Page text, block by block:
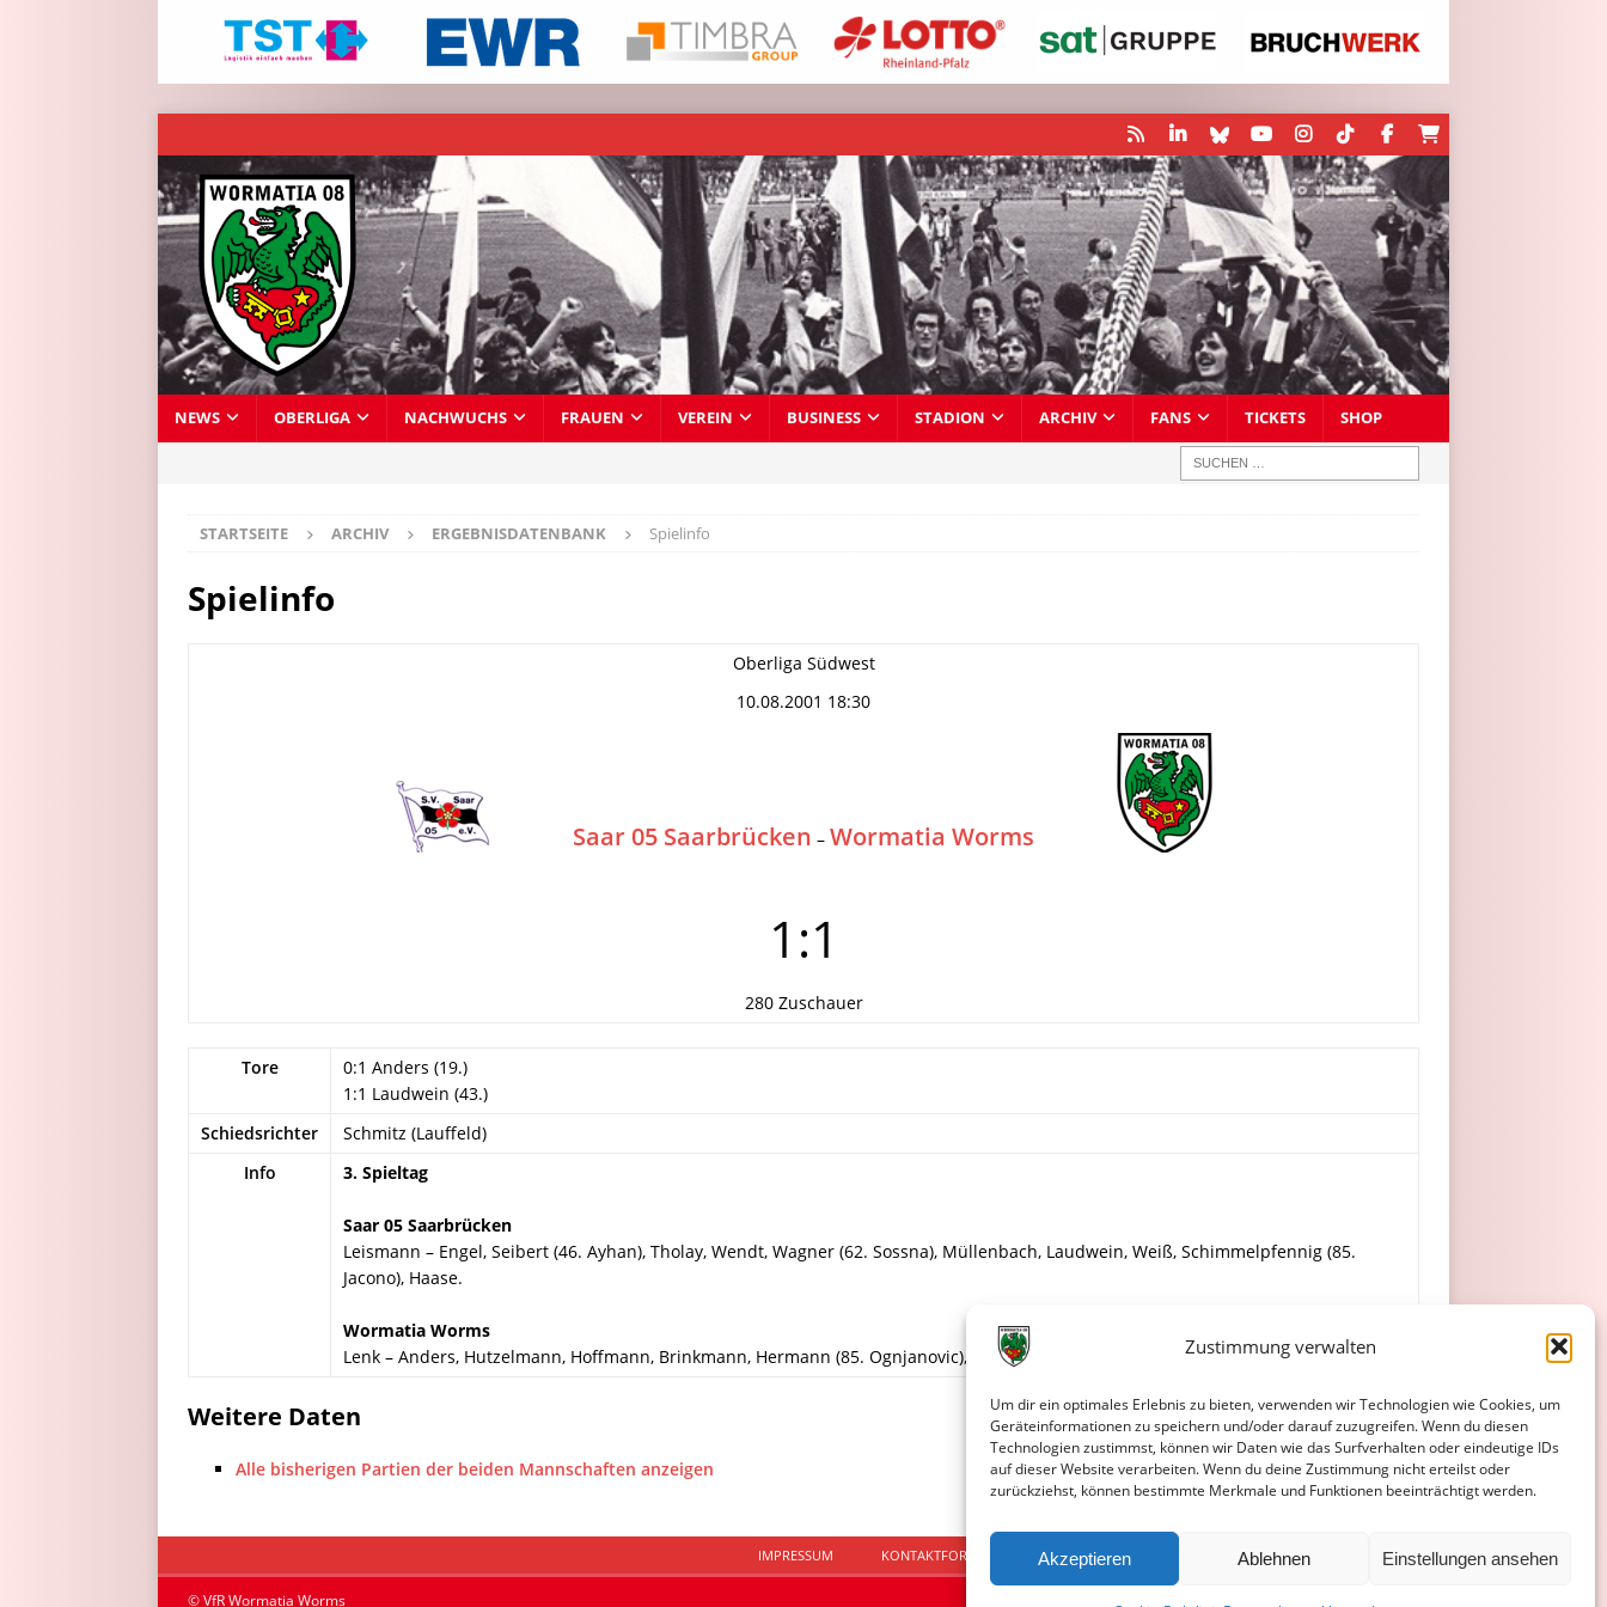
Zustimmung verwalten
Um dir ein optimales Erlebnis zu bieten, verwenden wir Technologien wie Cookies, um
Geräteinformationen zu speichern und/oder darauf zuzugreifen. Wenn du diesen
Technologien zustimmst, können wir Daten wie das Surfverhalten oder eindeutige IDs
auf dieser Website verarbeiten. Wenn du deine Zustimmung nicht erteilst oder
zurückziehst, können bestimmte Merkmale und Funktionen beeinträchtigt werden.
Akzeptieren Ablehnen Einstellungen ansehen
NEWS OBERLIGA NACHWUCHS FRAUEN VEREIN BUSINESS STADION ARCHIV FANS TICKETS SHOP
STARTSEITE ARCHIV ERGEBNISDATENBANK Spielinfo
Spielinfo
Oberliga Südwest
10.08.2001 18:30
Saar 05 Saarbrücken – Wormatia Worms
1:1
280 Zuschauer
Tore
0:1 Anders (19.)
1:1 Laudwein (43.)
Schiedsrichter
Schmitz (Lauffeld)
Info
3. Spieltag
Saar 05 Saarbrücken
Leismann – Engel, Seibert (46. Ayhan), Tholay, Wendt, Wagner (62. Sossna), Müllenbach, Laudwein, Weiß, Schimmelpfennig (85.
Jacono), Haase.
Wormatia Worms
Lenk – Anders, Hutzelmann, Hoffmann, Brinkmann, Hermann (85. Ognjanovic), Addo (80. Magin), Jones, Manga, C. Vogel, Gebhardt.
Weitere Daten
Alle bisherigen Partien der beiden Mannschaften anzeigen
IMPRESSUM KONTAKTFORMULAR DATENSCHUTZERKLÄRUNG COOKIE-RICHTLINIE (EU)
© VfR Wormatia Worms